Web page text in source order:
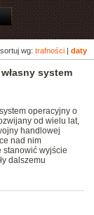
sortuj wg: trafności daty
system
operacyjny o
od wielu lat,
handlowej
nad nim
stanowić wyjście
dalszemu